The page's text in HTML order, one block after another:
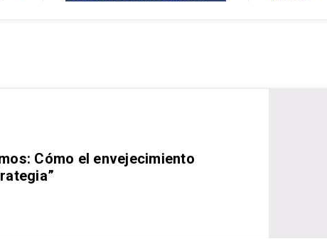
Cómo el envejecimiento